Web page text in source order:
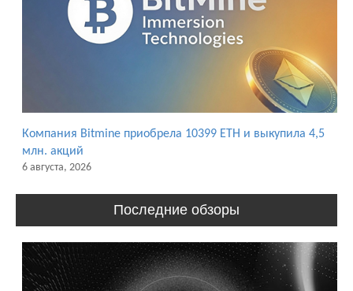
Компания Bitmine приобрела 10399 ETH и выкупила 4,5
млн. акций
6 августа, 2026
Последние обзоры